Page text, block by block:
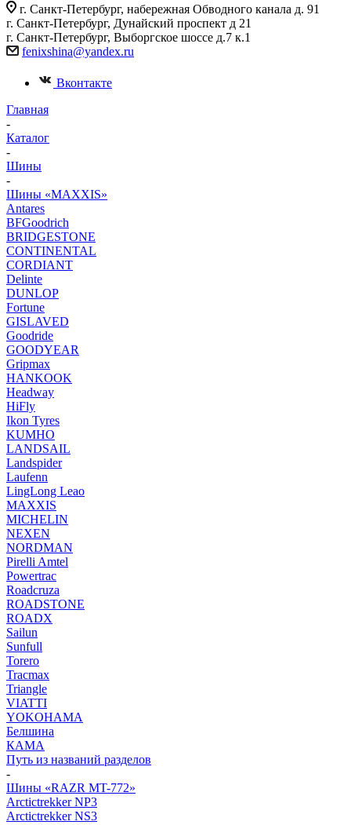
г. Санкт-Петербург, набережная Обводного канала д. 91
г. Санкт-Петербург, Дунайский проспект д 21
г. Санкт-Петербург, Выборгское шоссе д.7 к.1
fenixshina@yandex.ru
Вконтакте
Главная
-
Каталог
-
Шины
-
Шины «MAXXIS»
Antares
BFGoodrich
BRIDGESTONE
CONTINENTAL
CORDIANT
Delinte
DUNLOP
Fortune
GISLAVED
Goodride
GOODYEAR
Gripmax
HANKOOK
Headway
HiFly
Ikon Tyres
KUMHO
LANDSAIL
Landspider
Laufenn
LingLong Leao
MAXXIS
MICHELIN
NEXEN
NORDMAN
Pirelli Amtel
Powertrac
Roadcruza
ROADSTONE
ROADX
Sailun
Sunfull
Torero
Tracmax
Triangle
VIATTI
YOKOHAMA
Белшина
КАМА
Путь из названий разделов
-
Шины «RAZR MT-772»
Arctictrekker NP3
Arctictrekker NS3